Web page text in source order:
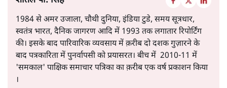
1984 से अमर उजाला, चौथी दुनिया, इंडिया टुडे, समय सूत्रधार,
स्वतंत्र भारत, दैनिक जागरण आदि में 1993 तक लगातार रिपोर्टिंग
की। इसके बाद पारिवारिक व्यवसाय में क़रीब दो दशक गुज़ारने के
बाद पत्रकारिता में पुनर्वापसी को प्रयासरत। बीच में 2010-11 में
'समकाल' पाक्षिक समाचार पत्रिका का क़रीब एक वर्ष प्रकाशन किया
।